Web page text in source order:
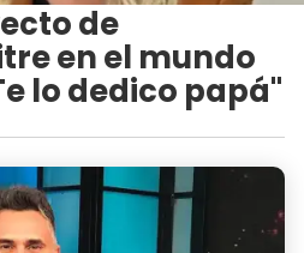
de
en el mundo
lo dedico papá"